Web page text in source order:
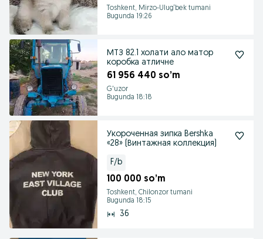
Toshkent, Mirzo-Ulug‘bek tumani
Bugunda 19:26
МТЗ 82.1 холати ало матор
коробка атличне
61 956 440 so’m
G'uzor
Bugunda 18:18
Укороченная зипка Bershka
«28» (Винтажная коллекция)
F/b
100 000 so’m
Toshkent, Chilonzor tumani
Bugunda 18:15
36